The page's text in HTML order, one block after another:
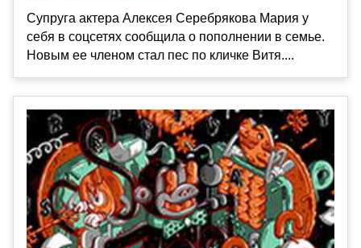
Супруга актера Алексея Серебрякова Мария у
себя в соцсетях сообщила о пополнении в семье.
Новым ее членом стал пес по кличке Витя....